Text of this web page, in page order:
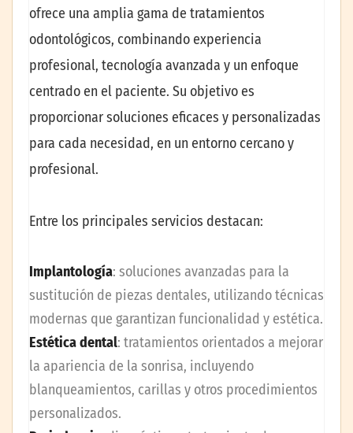
ofrece una amplia gama de tratamientos
odontológicos, combinando experiencia
profesional, tecnología avanzada y un enfoque
centrado en el paciente. Su objetivo es
proporcionar soluciones eficaces y personalizadas
para cada necesidad, en un entorno cercano y
profesional.
Entre los principales servicios destacan:
Implantología: soluciones avanzadas para la
sustitución de piezas dentales, utilizando técnicas
modernas que garantizan funcionalidad y estética.
Estética dental: tratamientos orientados a mejorar
la apariencia de la sonrisa, incluyendo
blanqueamientos, carillas y otros procedimientos
personalizados.